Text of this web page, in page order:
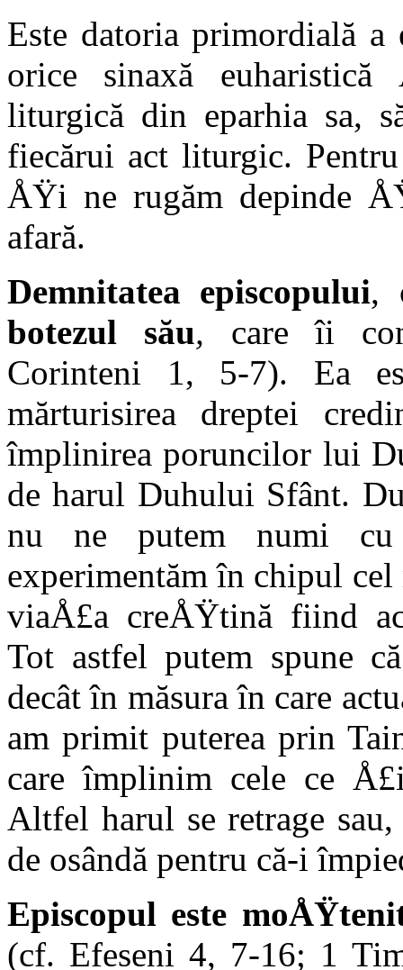
Este datoria primordială a
orice sinaxă
liturgică din eparhia sa,
fiecărui act liturgic.
ÅŸi ne rugăm depinde
afară.
Demnitatea episcopului,
botezul său, care îi
Corinteni 1, 5-7). Ea
mărturisirea dreptei
împlinirea poruncilor lui
de harul Duhului Sfânt.
nu ne putem numi cu
experimentăm în chipul
viaÅ£a creÅŸtină fiind
Tot astfel putem spune
decât în măsura în care
am primit puterea prin
care împlinim cele ce
Altfel harul se retrage
de osândă pentru că-i
Episcopul este
(cf. Efeseni 4, 7-16; 1